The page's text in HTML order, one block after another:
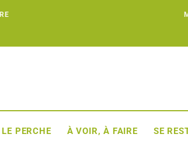
LE PERCHE À VOIR, À FAIRE SE